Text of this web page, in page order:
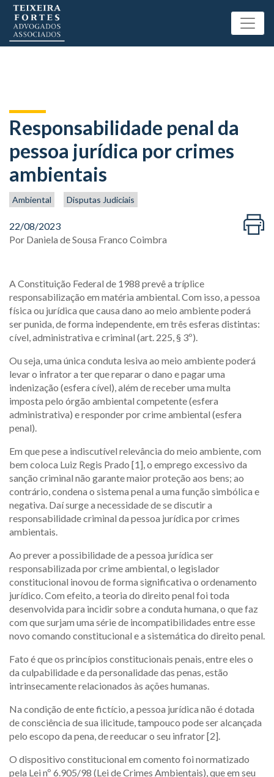
Responsabilidade penal da
pessoa jurídica por crimes
ambientais
Ambiental Disputas Judiciais
22/08/2023
Por Daniela de Sousa Franco Coimbra
A Constituição Federal de 1988 prevê a tríplice
responsabilização em matéria ambiental. Com isso, a pessoa
física ou jurídica que causa dano ao meio ambiente poderá
ser punida, de forma independente, em três esferas distintas:
cível, administrativa e criminal (art. 225, § 3º).
Ou seja, uma única conduta lesiva ao meio ambiente poderá
levar o infrator a ter que reparar o dano e pagar uma
indenização (esfera cível), além de receber uma multa
imposta pelo órgão ambiental competente (esfera
administrativa) e responder por crime ambiental (esfera
penal).
Em que pese a indiscutível relevância do meio ambiente, com
bem coloca Luiz Regis Prado [1], o emprego excessivo da
sanção criminal não garante maior proteção aos bens; ao
contrário, condena o sistema penal a uma função simbólica e
negativa. Daí surge a necessidade de se discutir a
responsabilidade criminal da pessoa jurídica por crimes
ambientais.
Ao prever a possibilidade de a pessoa jurídica ser
responsabilizada por crime ambiental, o legislador
constitucional inovou de forma significativa o ordenamento
jurídico. Com efeito, a teoria do direito penal foi toda
desenvolvida para incidir sobre a conduta humana, o que faz
com que surjam uma série de incompatibilidades entre esse
novo comando constitucional e a sistemática do direito penal.
Fato é que os princípios constitucionais penais, entre eles o
da culpabilidade e da personalidade das penas, estão
intrinsecamente relacionados às ações humanas.
Na condição de ente fictício, a pessoa jurídica não é dotada
de consciência de sua ilicitude, tampouco pode ser alcançada
pelo escopo da pena, de reeducar o seu infrator [2].
O dispositivo constitucional em comento foi normatizado
pela Lei nº 6.905/98 (Lei de Crimes Ambientais), que em seu